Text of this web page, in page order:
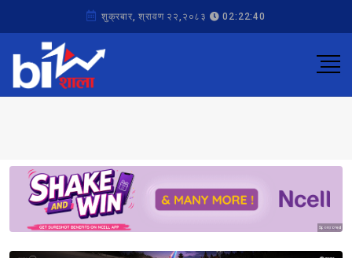
शुक्रबार, श्रावण २२,२०८३ 02:22:40
Sponsored